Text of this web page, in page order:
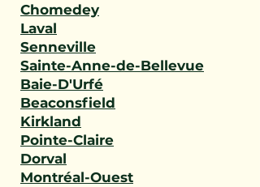
Chomedey
Laval
Senneville
Sainte-Anne-de-Bellevue
Baie-D'Urfé
Beaconsfield
Kirkland
Pointe-Claire
Dorval
Montréal-Ouest